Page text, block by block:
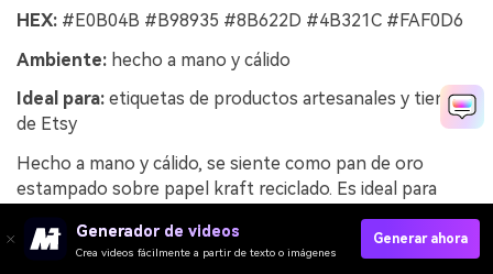
HEX: #E0B04B #B98935 #8B622D #4B321C #FAF0D6
Ambiente: hecho a mano y cálido
Ideal para: etiquetas de productos artesanales y tiendas
de Etsy
Hecho a mano y cálido, se siente como pan de oro
estampado sobre papel kraft reciclado. Es ideal para
etiquetas artesanales, banners de tiendas en Etsy y
branding de jabones hechos a mano. Combínalo con
texturas imperfectas, pero mantén la tipografía limpia
Generador de videos
Crea videos fácilmente a partir de texto o imágenes
Generar ahora